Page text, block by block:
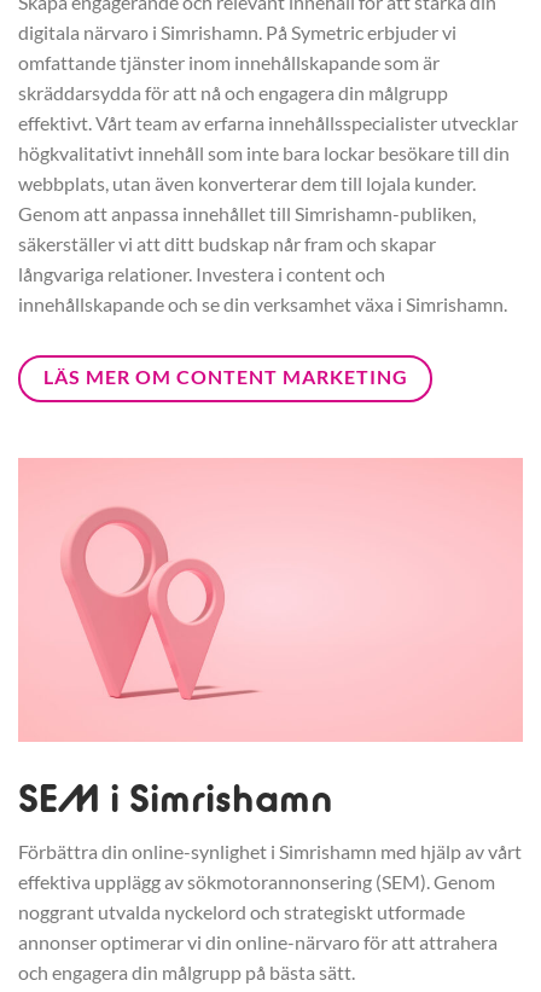
digitala närvaro i Simrishamn. På Symetric erbjuder vi
omfattande tjänster inom innehållskapande som är
skräddarsydda för att nå och engagera din målgrupp
effektivt. Vårt team av erfarna innehållsspecialister utvecklar
högkvalitativt innehåll som inte bara lockar besökare till din
webbplats, utan även konverterar dem till lojala kunder.
Genom att anpassa innehållet till Simrishamn-publiken,
säkerställer vi att ditt budskap når fram och skapar
långvariga relationer. Investera i content och
innehållskapande och se din verksamhet växa i Simrishamn.
LÄS MER OM CONTENT MARKETING
SEM i Simrishamn
Förbättra din online-synlighet i Simrishamn med hjälp av vårt
effektiva upplägg av sökmotorannonsering (SEM). Genom
noggrant utvalda nyckelord och strategiskt utformade
annonser optimerar vi din online-närvaro för att attrahera
och engagera din målgrupp på bästa sätt.